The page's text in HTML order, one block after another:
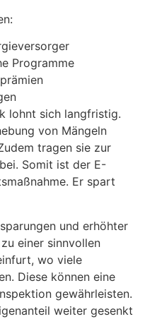
Programme
lohnt sich langfristig.
von Mängeln
tragen sie zur
Somit ist der E-
Er spart
und erhöhter
einer sinnvollen
wo viele
Diese können eine
gewährleisten.
weiter gesenkt